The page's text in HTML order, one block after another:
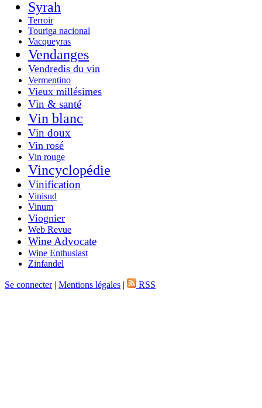
Syrah
Terroir
Touriga nacional
Vacqueyras
Vendanges
Vendredis du vin
Vermentino
Vieux millésimes
Vin & santé
Vin blanc
Vin doux
Vin rosé
Vin rouge
Vincyclopédie
Vinification
Vinisud
Vinum
Viognier
Web Revue
Wine Advocate
Wine Enthusiast
Zinfandel
Se connecter| Mentions légales | RSS